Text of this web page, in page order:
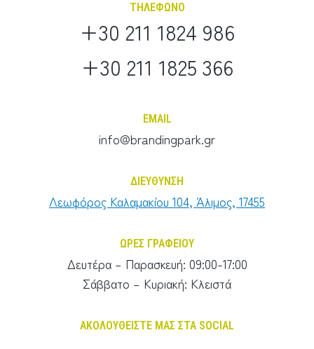
embed-googlemap.com
ΤΗΛΕΦΩΝΟ
+30 211 1824 986
+30 211 1825 366
EMAIL
info@brandingpark.gr
ΔΙΕΥΘΥΝΣΗ
Λεωφόρος Καλαμακίου 104, Άλιμος, 17455
ΩΡΕΣ ΓΡΑΦΕΙΟΥ
Δευτέρα – Παρασκευή: 09:00-17:00
Σάββατο – Κυριακή: Κλειστά
ΑΚΟΛΟΥΘΕΙΣΤΕ ΜΑΣ ΣΤΑ SOCIAL